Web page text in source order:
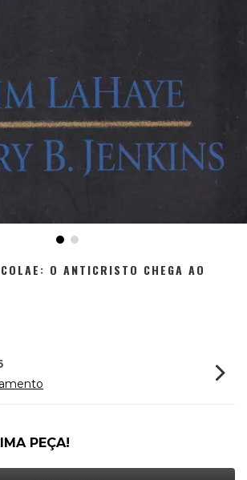
O ANTICRISTO CHEGA AO
PEÇA!